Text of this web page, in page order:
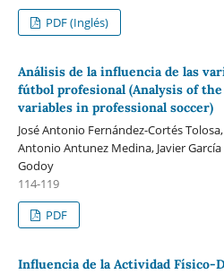
PDF (Inglés)
Análisis de la influencia de las
fútbol profesional (Analysis of
variables in professional soccer)
José Antonio Fernández-Cortés
Antonio Antunez Medina, Javier García
Godoy
114-119
PDF
Influencia de la Actividad Físico-